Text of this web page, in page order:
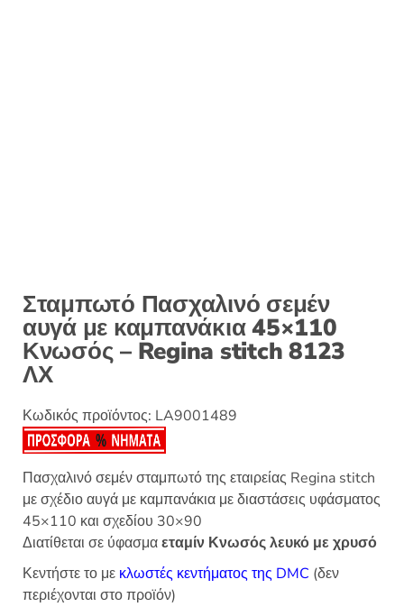
Σταμπωτό Πασχαλινό σεμέν
αυγά με καμπανάκια 45×110
Κνωσός – Regina stitch 8123
ΛΧ
Κωδικός προϊόντος: LA9001489
Πασχαλινό σεμέν σταμπωτό της εταιρείας Regina stitch
με σχέδιο αυγά με καμπανάκια με διαστάσεις υφάσματος
45×110 και σχεδίου 30×90
Διατίθεται σε ύφασμαεταμίν Κνωσός λευκό με χρυσό
Κεντήστε το με κλωστές κεντήματος της DMC (δεν
περιέχονται στο προϊόν)